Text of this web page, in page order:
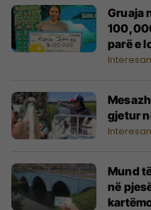
Gruaja
parë e
gjetur
Mund
në